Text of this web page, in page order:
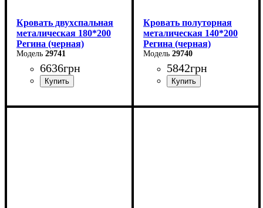
Кровать двухспальная
металическая 180*200
Регина (черная)
29741
6636грн
Ширина: 180 см
Кровать полуторная
металическая 140*200
Регина (черная)
29740
5842грн
Ширина: 140 см